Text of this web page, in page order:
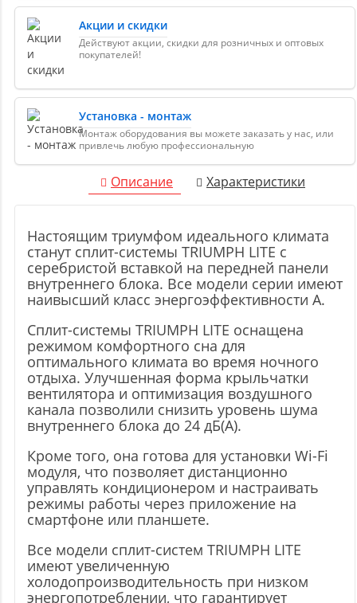
Акции и скидки
Действуют акции, скидки для розничных и оптовых
покупателей!
Установка - монтаж
Монтаж оборудования вы можете заказать у нас, или
привлечь любую профессиональную
Описание Характеристики
Настоящим триумфом идеального климата
станут сплит-системы TRIUMPH LITE с
серебристой вставкой на передней панели
внутреннего блока. Все модели серии имеют
наивысший класс энергоэффективности А.
Сплит-системы TRIUMPH LITE оснащена
режимом комфортного сна для
оптимального климата во время ночного
отдыха. Улучшенная форма крыльчатки
вентилятора и оптимизация воздушного
канала позволили снизить уровень шума
внутреннего блока до 24 дБ(А).
Кроме того, она готова для установки Wi-Fi
модуля, что позволяет дистанционно
управлять кондиционером и настраивать
режимы работы через приложение на
смартфоне или планшете.
Все модели сплит-систем TRIUMPH LITE
имеют увеличенную
холодопроизводительность при низком
энергопотреблении, что гарантирует